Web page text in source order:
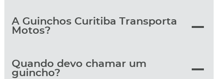
A Guinchos Curitiba Transporta
Motos?
Quando devo chamar um
guincho?